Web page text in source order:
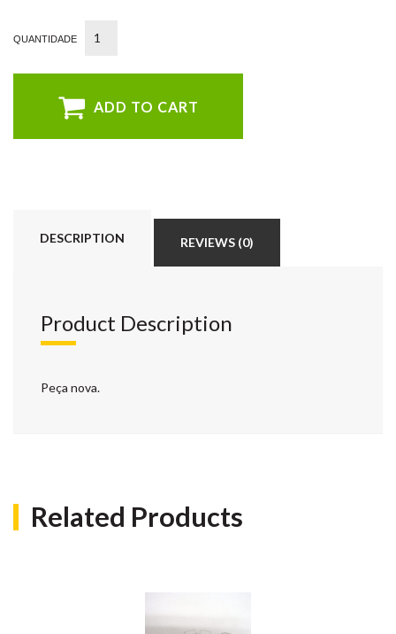
ADD TO CART
DESCRIPTION REVIEWS (0)
Product Description
Peça nova.
Related Products